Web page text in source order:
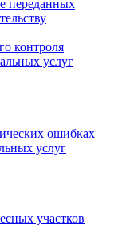
переданных
контроля
услуг
ошибках
услуг
участков